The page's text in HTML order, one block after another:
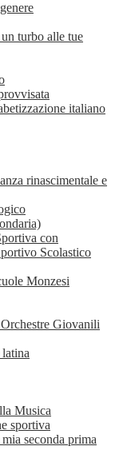
turbo alle tue
italiano
rinascimentale e
con
Scolastico
Monzesi
Giovanili
Musica
sportiva
seconda prima